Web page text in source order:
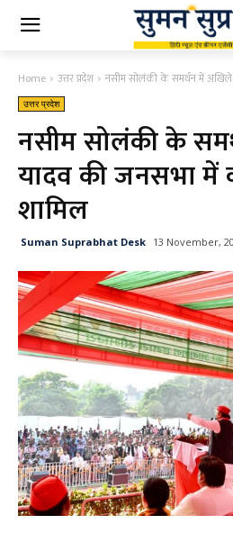
Home उत्तर प्रदेश नसीम सोलंकी के समर्थन में
उत्तर प्रदेश
नसीम सोलंकी के
यादव की जनसभा में
शामिल
Suman Suprabhat Desk 13 November,